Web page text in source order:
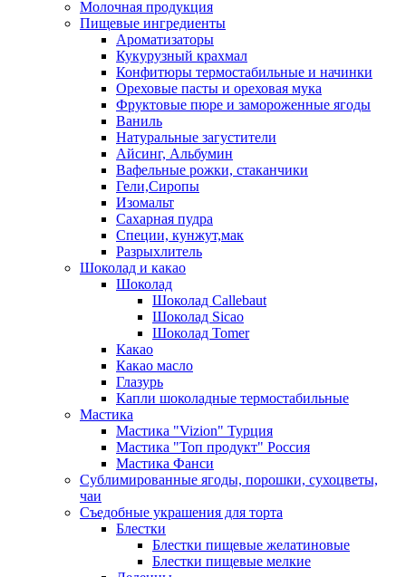
Молочная продукция
Пищевые ингредиенты
Ароматизаторы
Кукурузный крахмал
Конфитюры термостабильные и начинки
Ореховые пасты и ореховая мука
Фруктовые пюре и замороженные ягоды
Ваниль
Натуральные загустители
Айсинг, Альбумин
Вафельные рожки, стаканчики
Гели,Сиропы
Изомальт
Сахарная пудра
Специи, кунжут,мак
Разрыхлитель
Шоколад и какао
Шоколад
Шоколад Callebaut
Шоколад Sicao
Шоколад Tomer
Какао
Какао масло
Глазурь
Капли шоколадные термостабильные
Мастика
Мастика "Vizion" Турция
Мастика "Топ продукт" Россия
Мастика Фанси
Сублимированные ягоды, порошки, сухоцветы,
чаи
Съедобные украшения для торта
Блестки
Блестки пищевые желатиновые
Блестки пищевые мелкие